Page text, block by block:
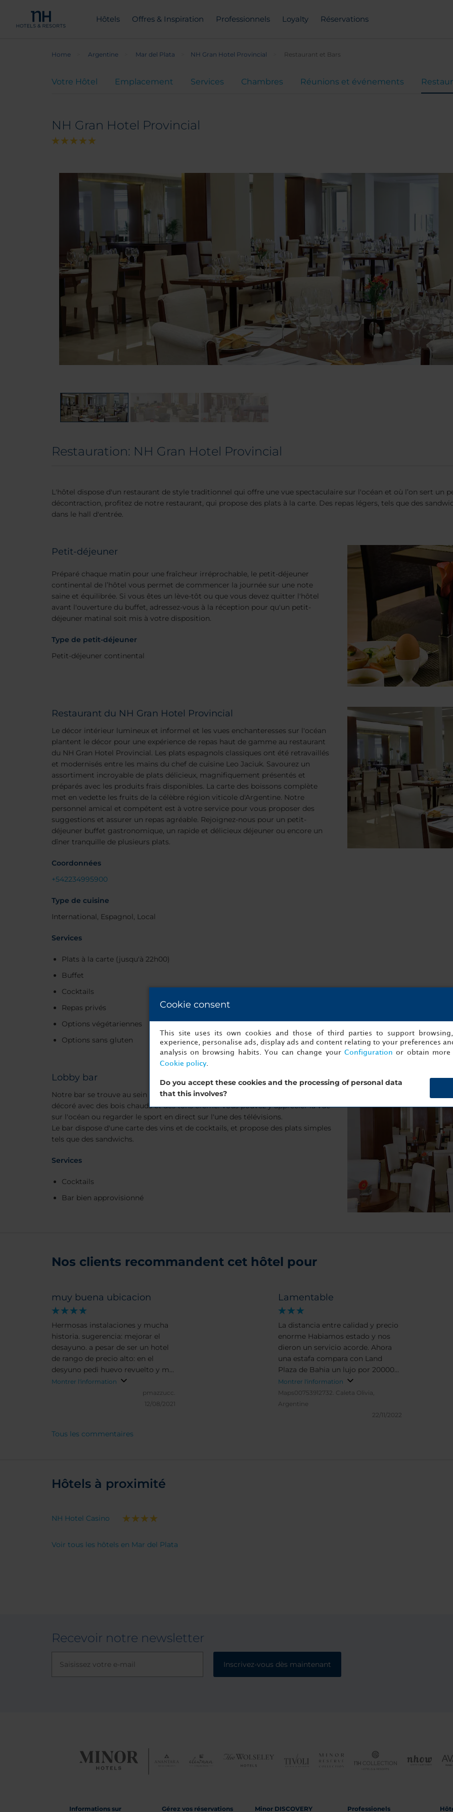
Hôtels Offres & Inspiration Professionnels Loyalty Réservations
Home Argentine Mar del Plata NH Gran Hotel Provincial Restaurant et Bars
Votre Hôtel Emplacement Services Chambres Réunions et événements
NH Gran Hotel Provincial
Restauration: NH Gran Hotel Provincial
L'hôtel dispose d'un restaurant de style traditionnel qui offre une vue spectaculaire sur l'océan et où l’on sert
décontraction, profitez de notre restaurant, qui propose des plats à la carte. Des repas légers, tels que des
dans le hall d'entrée.
Petit-déjeuner
Préparé chaque matin pour une fraîcheur irréprochable, le petit-déjeuner
continental de l’hôtel vous permet de commencer la journée sur une note
saine et équilibrée. Si vous êtes un lève-tôt ou que vous devez quitter l'hôtel
avant l'ouverture du buffet, adressez-vous à la réception pour qu'un petit-
déjeuner matinal soit mis à votre disposition.
Type de petit-déjeuner
Petit-déjeuner continental
Restaurant du NH Gran Hotel Provincial
Le décor intérieur lumineux et informel et les vues enchanteresses sur l'océan
plantent le décor pour une expérience de repas haut de gamme au restaurant
du NH Gran Hotel Provincial. Les plats espagnols classiques ont été retravaillés
et modernisés entre les mains du chef de cuisine Leo Jaciuk. Savourez un
assortiment incroyable de plats délicieux, magnifiquement présentés et
préparés avec les produits frais disponibles. La carte des boissons complète
met en vedette les fruits de la célèbre région viticole d'Argentine. Notre
personnel amical et compétent est à votre service pour vous proposer des
suggestions et assurer un repas agréable. Rejoignez-nous pour un petit-
déjeuner buffet gastronomique, un rapide et délicieux déjeuner ou encore un
dîner tranquille de plusieurs plats.
Coordonnées
+542234995900
Type de cuisine
International, Espagnol, Local
Services
Plats à la carte (jusqu'à 22h00)
Buffet
Cocktails
Repas privés
Options végétariennes
Options sans gluten
Lobby bar
Notre bar se trouve au sein du restaurant. C'est un vaste et luxurieux espace,
décoré avec des bois chauds et des tons crème. Vous pouvez y apprécier la vue
sur l'océan ou regarder le sport en direct sur l'une des télévisions.
Le bar dispose d'une carte des vins et de cocktails, et propose des plats simples
tels que des sandwichs.
Services
Cocktails
Bar bien approvisionné
Nos clients recommandent cet hôtel pour
muy buena ubicacion
Hermosas instalaciones y mucha
historia. sugerencia: mejorar el
desayuno. a pesar de ser un hotel
de rango de precio alto: en el
desyuno pedi huevo revuelto y me
dijeron que tenia costo adicional.
me pareció de mal gusto. el resto
muy bien. Fui en invierno, la pileta
Montrer l'information
pmazzucc.
12/08/2021
Lamentable
La distancia entre calidad y precio
enorme Habiamos estado y nos
dieron un servicio acorde. Ahora
una estafa compara con Land
Plaza de Bahia un lujo por 20000
pesos menos y el sercio con todo
lo que describí( jabones pantuflas
cofias sales de baño, cafetera y
agua de cortesia y cochera, y no
Montrer l'information
Maps00753912732. Caleta Olivia,
Argentine
22/11/2022
Tous les commentaires
Hôtels à proximité
NH Hotel Casino
Voir tous les hôtels en Mar del Plata
Recevoir notre newsletter
Inscrivez-vous dès maintenant
Informations sur
Gérez vos réservations Minor DISCOVERY Professionels
Cookie consent
This site uses its own cookies and those of third parties to support
experience, personalise ads, display ads and content relating to your preferences
analysis on browsing habits. You can change your Configuration or obtain
Cookie policy.
Do you accept these cookies and the processing of personal data
that this involves?